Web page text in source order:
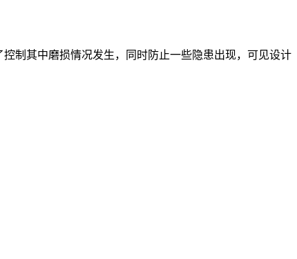
制其中磨损情况发生，同时防止一些隐患出现，可见设计